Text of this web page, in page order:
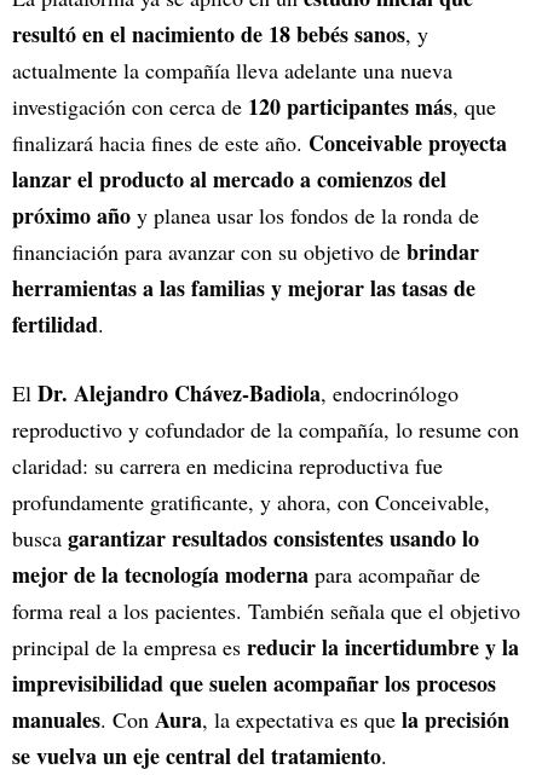
resultó en el nacimiento de 18 bebés sanos, y
actualmente la compañía lleva adelante una nueva
investigación con cerca de 120 participantes más, que
finalizará hacia fines de este año. Conceivable proyecta
lanzar el producto al mercado a comienzos del
próximo año y planea usar los fondos de la ronda de
financiación para avanzar con su objetivo de brindar
herramientas a las familias y mejorar las tasas de
fertilidad.
El Dr. Alejandro Chávez-Badiola, endocrinólogo
reproductivo y cofundador de la compañía, lo resume con
claridad: su carrera en medicina reproductiva fue
profundamente gratificante, y ahora, con Conceivable,
busca garantizar resultados consistentes usando lo
mejor de la tecnología moderna para acompañar de
forma real a los pacientes. También señala que el objetivo
principal de la empresa es reducir la incertidumbre y la
imprevisibilidad que suelen acompañar los procesos
manuales. Con Aura, la expectativa es que la precisión
se vuelva un eje central del tratamiento.